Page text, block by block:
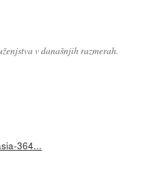
v današnjih razmerah.
364...